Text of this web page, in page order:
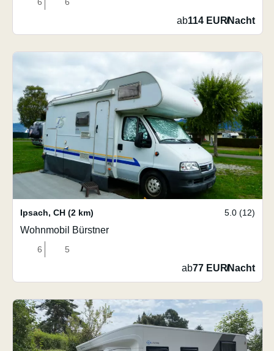
ab114 EUR/Nacht
Ipsach, CH (2 km) 5.0 (12)
Wohnmobil Bürstner
6 5
ab77 EUR/Nacht